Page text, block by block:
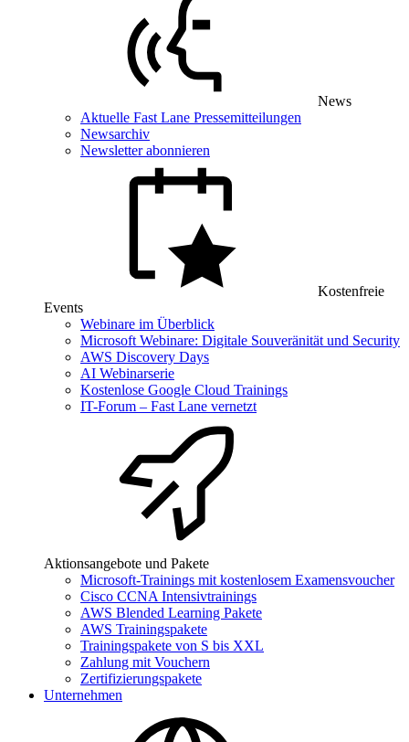
News
Aktuelle Fast Lane Pressemitteilungen
Newsarchiv
Newsletter abonnieren
Kostenfreie
Events
Webinare im Überblick
Microsoft Webinare: Digitale Souveränität und Security
AWS Discovery Days
AI Webinarserie
Kostenlose Google Cloud Trainings
IT-Forum – Fast Lane vernetzt
Aktionsangebote und Pakete
Microsoft-Trainings mit kostenlosem Examensvoucher
Cisco CCNA Intensivtrainings
AWS Blended Learning Pakete
AWS Trainingspakete
Trainingspakete von S bis XXL
Zahlung mit Vouchern
Zertifizierungspakete
Unternehmen